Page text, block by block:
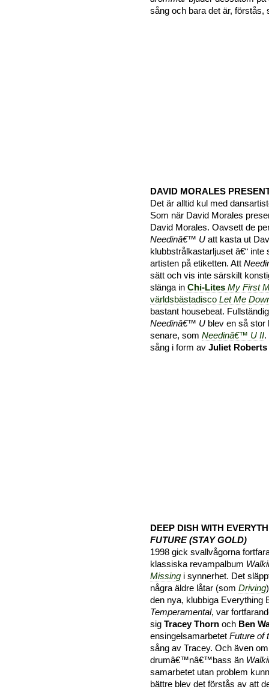
sång och bara det är,
DAVID MORALES
Det är alltid kul med
Som när David Morales
David Morales. Oavsett de
Needinâ€™ U att kasta ut
klubbstrålkastarljuset â€“
artisten på etiketten. Att
sätt och vis inte särskilt
slänga in Chi-Lites My First
världsbästadisco Let Me
bastant housebeat.
Needinâ€™ U blev en så stor
senare, som Needinâ€™ U II.
sång i form av Juliet Roberts
DEEP DISH WITH
FUTURE (STAY GOLD)
1998 gick svallvågorna
klassiska revampalbum
Missing i synnerhet. Det
några äldre låtar (som Driving
den nya, klubbiga Everything
Temperamental, var
sig Tracey Thorn och Ben
ensingelsamarbetet Future of
sång av Tracey. Och även
drumâ€™nâ€™bass än
samarbetet utan problem
bättre blev det förstås av att